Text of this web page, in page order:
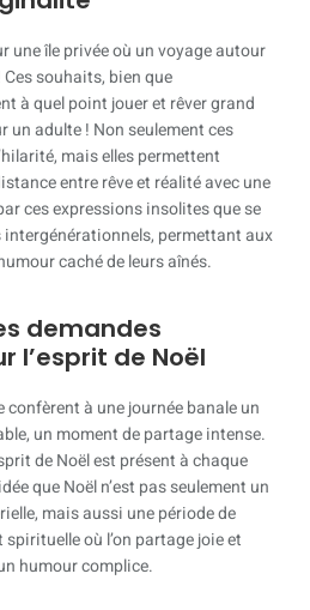
une île privée où un voyage autour
souhaits, bien que
à quel point jouer et rêver grand
un adulte ! Non seulement ces
mais elles permettent
entre rêve et réalité avec une
ces expressions insolites que se
permettant aux
caché de leurs aînés.
demandes
l’esprit de Noël
confèrent à une journée banale un
un moment de partage intense.
de Noël est présent à chaque
que Noël n’est pas seulement un
mais aussi une période de
où l’on partage joie et
humour complice.